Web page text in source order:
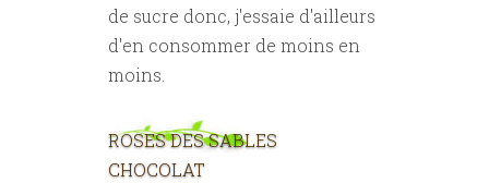
de sucre donc, j'essaie d'ailleurs
d'en consommer de moins en
moins.
ROSES DES SABLES
CHOCOLAT